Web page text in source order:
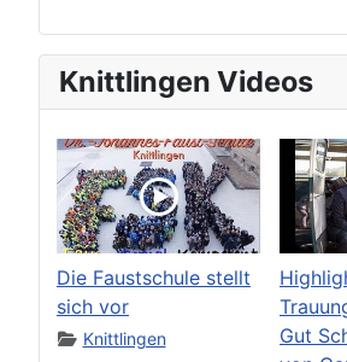
Knittlingen Videos
Die Faustschule stellt
sich vor
Knittlingen
Gut